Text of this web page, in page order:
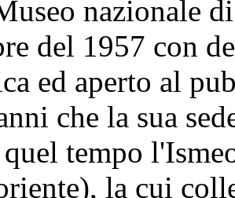
. —Al
del turismo.—
nazionale di
del 1957 con
ed aperto al